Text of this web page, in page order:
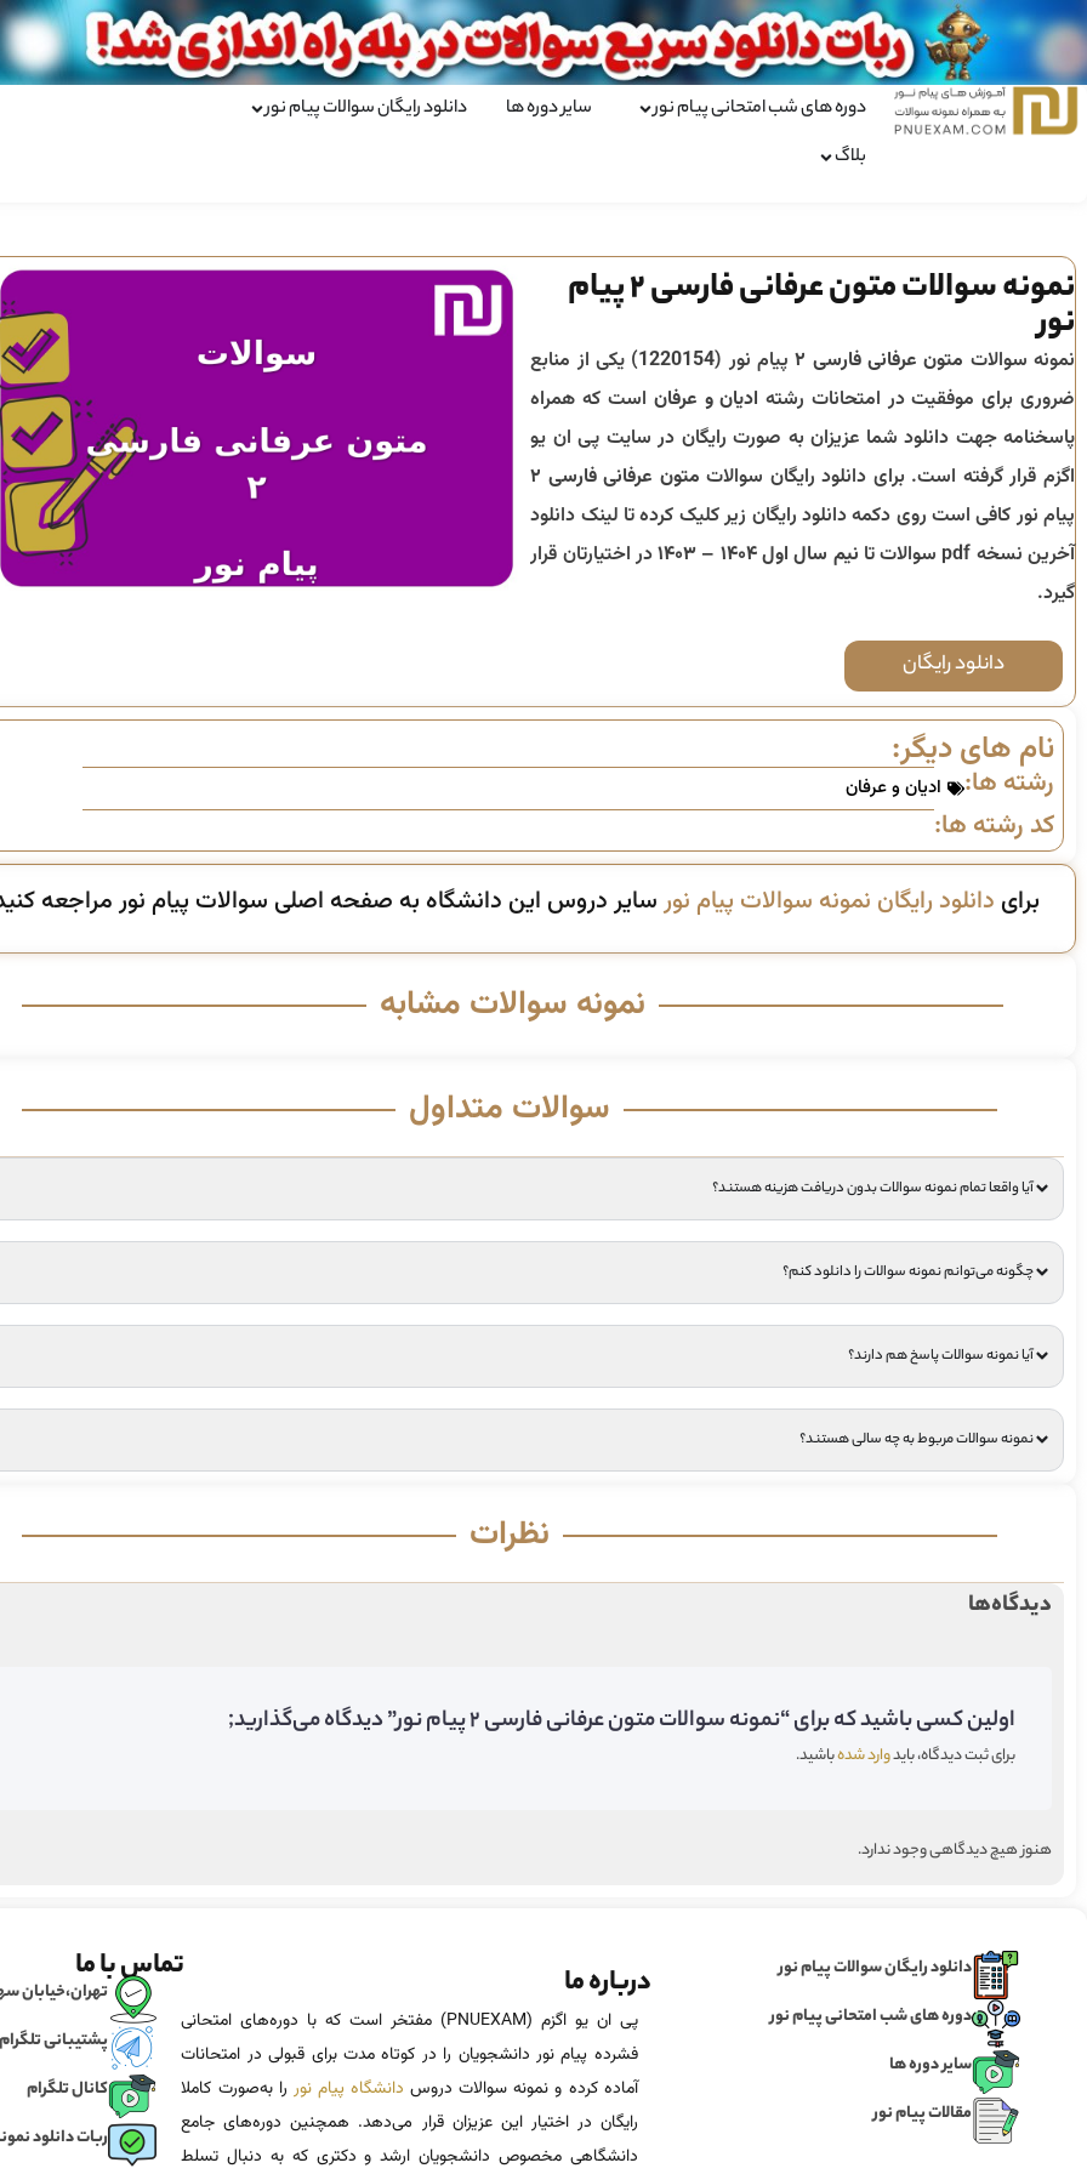
دوره های شب امتحانی پیام نور سایر دوره ها
دانلود رایگان سوالات پیام نور
بلاگ
نمونه سوالات متون عرفانی فارسی 2 پیام
نور
نمونه سوالات متون عرفانی فارسی ۲ پیام نور (1220154) یکی از منابع
ضروری برای موفقیت در امتحانات رشته ادیان و عرفان است که همراه
پاسخنامه جهت دانلود شما عزیزان به صورت رایگان در سایت پی ان یو
اگزم قرار گرفته است. برای دانلود رایگان سوالات متون عرفانی فارسی ۲
پیام نور کافی است روی دکمه دانلود رایگان زیر کلیک کرده تا لینک دانلود
آخرین نسخه pdf سوالات تا
نیم سال اول ۱۴۰۴ – ۱۴۰۳
در اختیارتان قرار
گیرد.
دانلود رایگان
نام های دیگر:
رشته ها: ادیان و عرفان
کد رشته ها:
برای دانلود رایگان نمونه سوالات پیام نورسایر دروس این دانشگاه به صفحه اصلی سوالات پیام نور مراجعه
نمونه سوالات مشابه
سوالات متداول
آیا واقعا تمام نمونه سوالات بدون دریافت هزینه هستند؟
چگونه می‌توانم نمونه سوالات را دانلود کنم؟
آیا نمونه سوالات پاسخ هم دارند؟
نمونه سوالات مربوط به چه سالی هستند؟
نظرات
دیدگاه‌ها
اولین کسی باشید که برای “نمونه سوالات متون عرفانی فارسی 2 پیام نور” دیدگاه می‌گذارید;
برای ثبت دیدگاه، بایدوارد شدهباشید.
هنوز هیچ دیدگاهی وجود ندارد.
دانلود رایگان سوالات پیام نور
دوره های شب امتحانی پیام نور
سایر دوره ها
مقالات پیام نور
درباره ما
پی ان یو اگزم (PNUEXAM) مفتخر است که با دوره‌های امتحانی
فشرده پیام نور دانشجویان را در کوتاه مدت برای قبولی در امتحانات
آماده‌ کرده و نمونه سوالات دروس دانشگاه پیام نور را به‌صورت کاملا
رایگان در اختیار این عزیزان قرار می‌دهد. همچنین دوره‌های جامع
دانشگاهی مخصوص دانشجویان ارشد و دکتری که به دنبال تسلط
تماس با ما
تهران،خیابان
پشتیبانی تلگرام
کانال تلگرام
ربات دانلود